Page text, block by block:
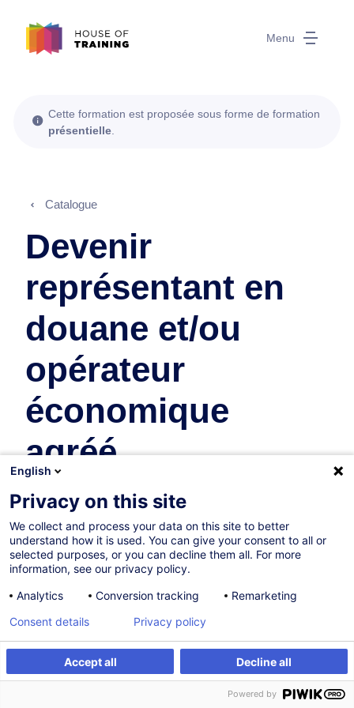
Menu
S'inscrire
Cette formation est proposée sous forme de formation
présentielle
Catalogue
Devenir
représentant en
douane et/ou
opérateur
économique
agréé
Parcours certifiant
English
Privacy on this site
We collect and process your data on this site to better
understand how it is used. You can give your consent to all or
selected purposes, or you can decline them all. For more
information, see our privacy policy.
Analytics
Conversion tracking Remarketing
Accept all Decline all
Consent details Privacy policy
Powered by